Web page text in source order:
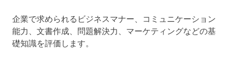
企業で求められるビジネスマナー、コミュニケーション
能力、文書作成、問題解決力、マーケティングなどの基
礎知識を評価します。